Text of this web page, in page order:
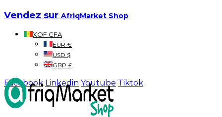
Vendez sur AfriqMarket Shop
XOF CFA
EUR €
USD $
GBP £
Facebook Linkedin Youtube Tiktok